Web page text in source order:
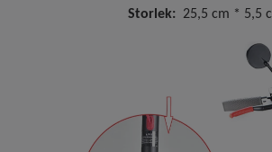
Storlek: 25,5 cm * 5,5